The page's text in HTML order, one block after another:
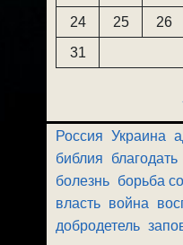
24
25 26
31
Россия Украина
библия
благодать
болезнь борьба
власть война
добродетель